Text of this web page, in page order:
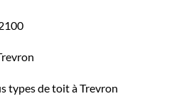
types de toit à Trevron